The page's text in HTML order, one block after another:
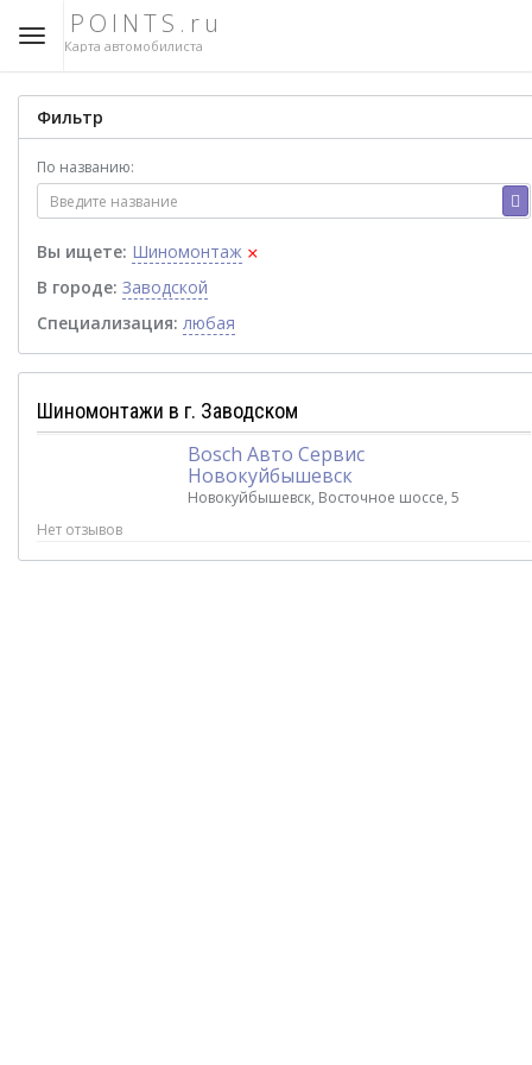
POINTS.ru
Карта автомобилиста
Фильтр
По названию:
Вы ищете: Шиномонтаж ×
В городе: Заводской
Специализация: любая
Шиномонтажи в г. Заводском
Bosch Авто Сервис
Новокуйбышевск
Новокуйбышевск, Восточное шоссе, 5
Нет отзывов